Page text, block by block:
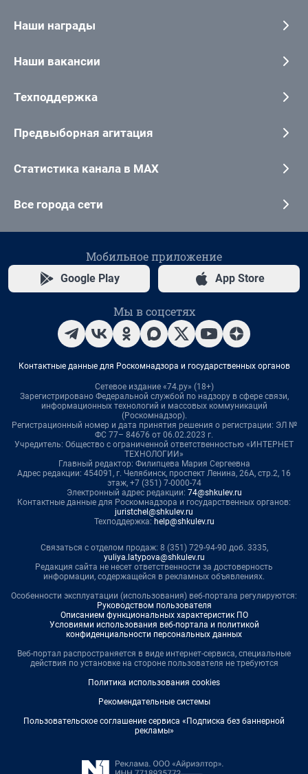
Наши награды
Наши вакансии
Техподдержка
Предвыборная агитация
Статистика канала в MAX
Все города сети
Мобильное приложение
Google Play App Store
Мы в соцсетях
Контактные данные для Роскомнадзора и государственных органов
Сетевое издание «74.ру» (18+)
Зарегистрировано Федеральной службой по надзору в сфере связи,
информационных технологий и массовых коммуникаций
(Роскомнадзор).
Регистрационный номер и дата принятия решения о регистрации: ЭЛ №
ФС 77– 84676 от 06.02.2023 г.
Учредитель: Общество с ограниченной ответственностью «ИНТЕРНЕТ
ТЕХНОЛОГИИ»
Главный редактор: Филипцева Мария Сергеевна
Адрес редакции: 454091, г. Челябинск, проспект Ленина, 26А, стр.2, 16
этаж, +7 (351) 7-0000-74
Электронный адрес редакции: 74@shkulev.ru
Контактные данные для Роскомнадзора и государственных органов:
juristchel@shkulev.ru
Техподдержка: help@shkulev.ru
Связаться с отделом продаж: 8 (351) 729-94-90 доб. 3335,
yuliya.latypova@shkulev.ru
Редакция сайта не несет ответственности за достоверность
информации, содержащейся в рекламных объявлениях.
Особенности эксплуатации (использования) веб-портала регулируются:
Руководством пользователя
Описанием функциональных характеристик ПО
Условиями использования веб-портала и политикой
конфиденциальности персональных данных
Веб-портал распространяется в виде интернет-сервиса, специальные
действия по установке на стороне пользователя не требуются
Политика использования cookies
Рекомендательные системы
Пользовательское соглашение сервиса «Подписка без баннерной
рекламы»